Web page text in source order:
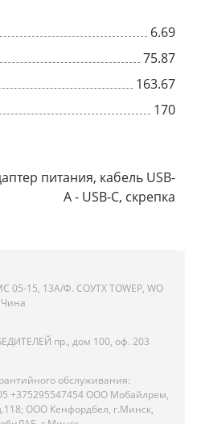
6.69
75.87
163.67
170
питания, кабель USB-
A - USB-C, скрепка
05-15, 13А/Ф. СОУТХ ТОWЕР, WО
пр., дом 100, оф. 203
обслуживания:
+375295547454 ООО Мобайлрем,
ООО Кенфордбел, г.Минск,